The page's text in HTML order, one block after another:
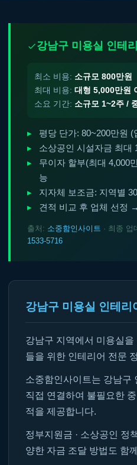
강남구 미용실 인테
최소 비용: 소규모 800만원
최대 비용: 대형 5,000만원
소요 기간: 소규모 1~2주 /
평당 단가: 80~200만원 (
소상공인 시설자금 최대
무이자 할부(최대 4,000
능
지자체 보조금: 지역별
견적 비교 후 업체 선정
출처: 소중함인사이트 · 최종 업
1533-5716
강남구 미용실 인테
강남구 지역에서 미용실
들을 위한 인테리어 전문
소중함인사이트는 강남구
직접 연결하여 불필요한
적을 제공합니다.
정부지원금 · 소상공인 정
양한 자금 조달 방법도 함